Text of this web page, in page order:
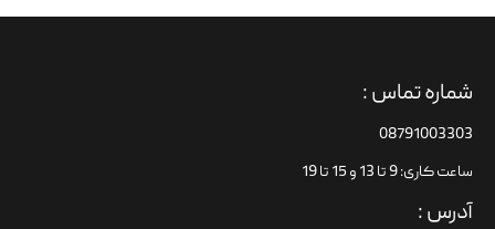
شماره تماس :
08791003303
ساعت کاری: 9 تا 13 و 15 تا 19
آدرس :